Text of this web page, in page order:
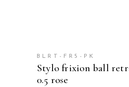
BLRT-FR5-PK
stylo frixion ball retractable pilot
0.5 rose